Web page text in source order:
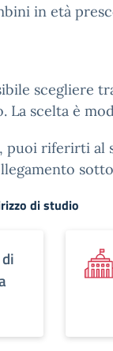
in età
scegliere
scelta è
riferirti al
di studio